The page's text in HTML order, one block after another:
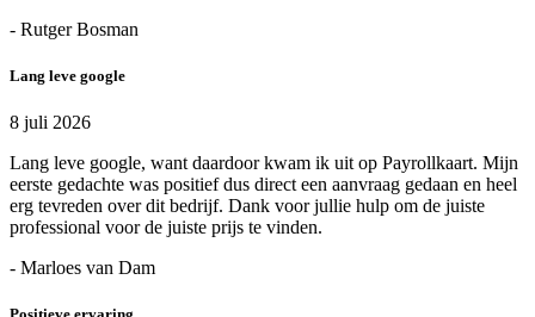
- Rutger Bosman
Lang leve google
8 juli 2026
Lang leve google, want daardoor kwam ik uit op Payrollkaart. Mijn
eerste gedachte was positief dus direct een aanvraag gedaan en heel
erg tevreden over dit bedrijf. Dank voor jullie hulp om de juiste
professional voor de juiste prijs te vinden.
- Marloes van Dam